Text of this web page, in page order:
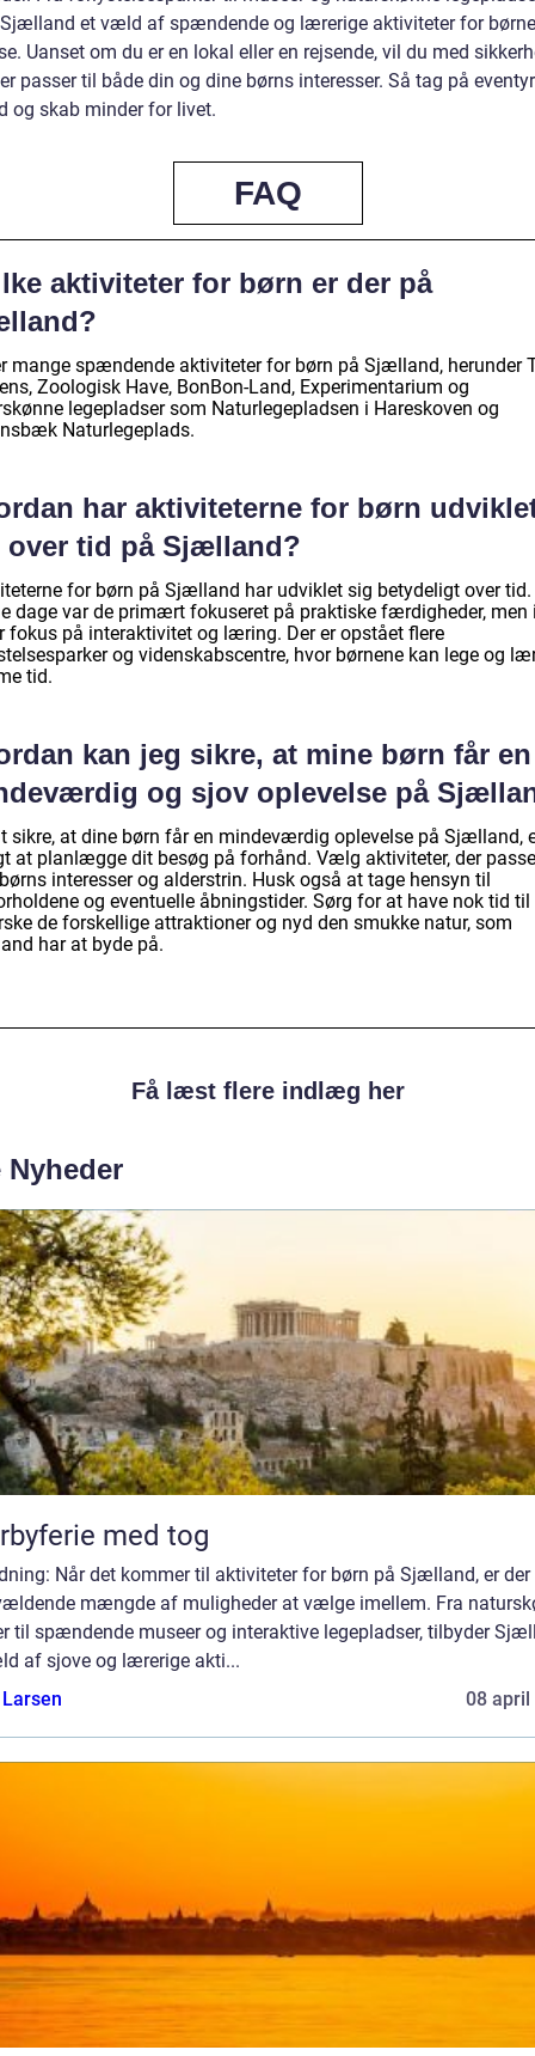
et væld af spændende og lærerige aktiviteter for
Uanset om du er en lokal eller en rejsende, vil du med
passer til både din og dine børns interesser. Så tag på
og skab minder for livet.
FAQ
aktiviteter for børn er der på
mange spændende aktiviteter for børn på Sjælland, herunder
Zoologisk Have, BonBon-Land, Experimentarium og
legepladser som Naturlegepladsen i Hareskoven og
Naturlegeplads.
har aktiviteterne for børn
over tid på Sjælland?
for børn på Sjælland har udviklet sig betydeligt over tid.
dage var de primært fokuseret på praktiske færdigheder, men
fokus på interaktivitet og læring. Der er opstået flere
og videnskabscentre, hvor børnene kan lege og
tid.
kan jeg sikre, at mine børn får en
og sjov oplevelse på
sikre, at dine børn får en mindeværdig oplevelse på Sjælland,
at planlægge dit besøg på forhånd. Vælg aktiviteter, der
interesser og alderstrin. Husk også at tage hensyn til
og eventuelle åbningstider. Sørg for at have nok tid til
de forskellige attraktioner og nyd den smukke natur, som
har at byde på.
Få læst flere indlæg her
Nyheder
med tog
Når det kommer til aktiviteter for børn på Sjælland, er der
mængde af muligheder at vælge imellem. Fra
til spændende museer og interaktive legepladser, tilbyder
af sjove og lærerige akti...
08 april